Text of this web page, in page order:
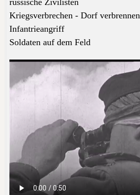
Kriegsverbrechen - Dorf verbrennen
Infantrieangriff
Soldaten auf dem Feld